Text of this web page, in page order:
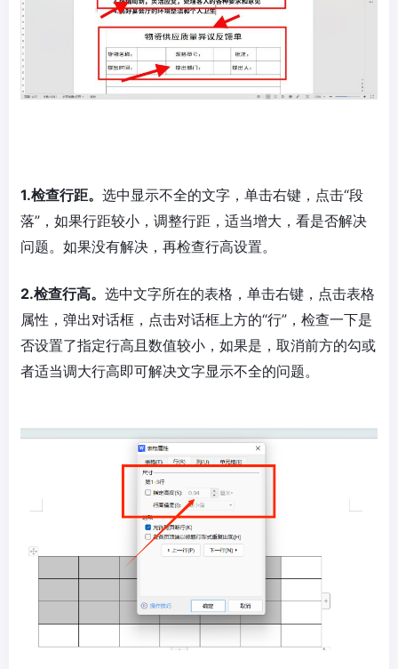
1.检查行距。 选中显示不全的文字，单击右键，点击“段
落”，如果行距较小，调整行距，适当增大，看是否解决
问题。如果没有解决，再检查行高设置。
2.检查行高。 选中文字所在的表格，单击右键，点击表格
属性，弹出对话框，点击对话框上方的“行”，检查一下是
否设置了指定行高且数值较小，如果是，取消前方的勾或
者适当调大行高即可解决文字显示不全的问题。